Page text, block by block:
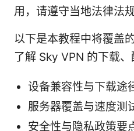
用，请遵守当地法律法
以下是本教程中将覆盖
了解 Sky VPN 的下载、
设备兼容性与下载途
服务器覆盖与速度测
安全性与隐私政策要